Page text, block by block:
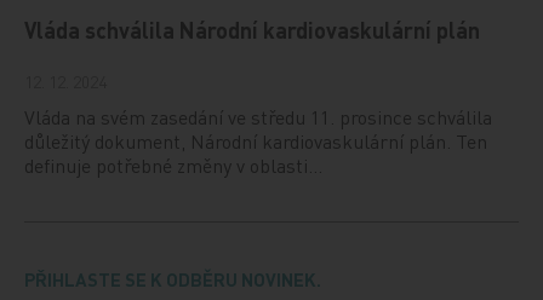
Vláda schválila Národní kardiovaskulární plán
Vláda na svém zasedání ve středu 11. prosince schválila
důležitý dokument, Národní kardiovaskulární plán. Ten
definuje potřebné změny v oblasti…
PŘIHLASTE SE K ODBĚRU NOVINEK.